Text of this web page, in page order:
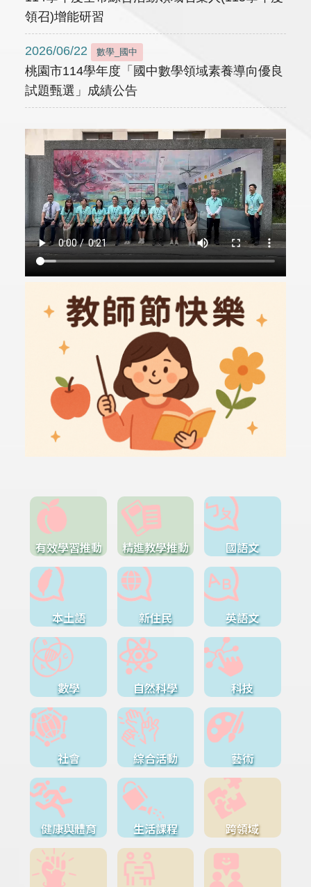
領召)增能研習
2026/06/22 數學_國中
桃園市114學年度「國中數學領域素養導向優良
試題甄選」成績公告
有效學習推動 精進教學推動 國語文
本土語 新住民 英語文
數學 自然科學 科技
社會 綜合活動 藝術
健康與體育 生活課程 跨領域